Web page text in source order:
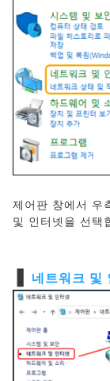
제어판 창에서 우
및 인터넷을 선택
네트워크 및